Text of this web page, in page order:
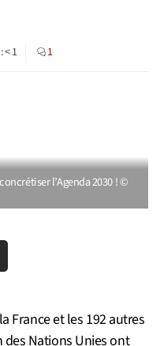
:< 1 1
l’Agenda 2030 ! ©
France et les 192 autres
des Nations Unies ont